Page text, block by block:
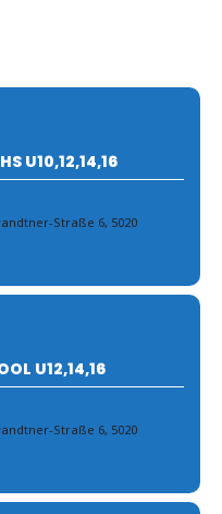
U10,12,14,16
Straße 6, 5020
U12,14,16
Straße 6, 5020